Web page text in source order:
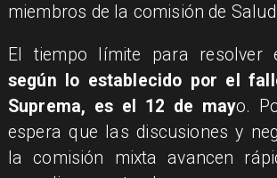
miembros de la comisión de
El tiempo límite para resolver
según lo establecido por el
Suprema, es el 12 de mayo.
espera que las discusiones y
la comisión mixta avancen